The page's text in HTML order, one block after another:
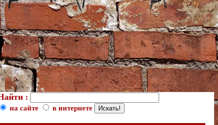
:
на сайте в интернете